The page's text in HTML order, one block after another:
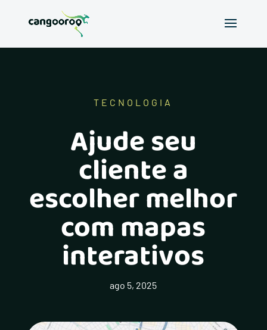
TECNOLOGIA
Ajude seu
cliente a
escolher melhor
com mapas
interativos
ago 5, 2025